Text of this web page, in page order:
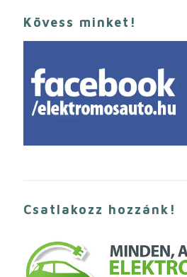
Kövess minket!
Csatlakozz hozzánk!